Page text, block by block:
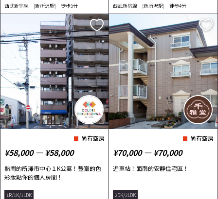
西武新宿線 [新所沢駅] 徒歩5分
西武新宿線 [新所沢駅] 徒歩4分
尚有空房
¥58,000 ― ¥58,000
熱鬧的所澤市中心１K公寓！豐富的色
彩妝點你的個人房間！
1R/1K/1LDK
尚有空房
¥70,000 ― ¥70,000
近車站！面南的安靜住宅區！
2DK/2LDK